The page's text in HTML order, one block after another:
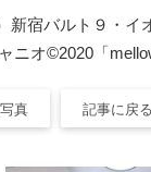
新宿バルト９・
オ©2020「
真 記事に戻る